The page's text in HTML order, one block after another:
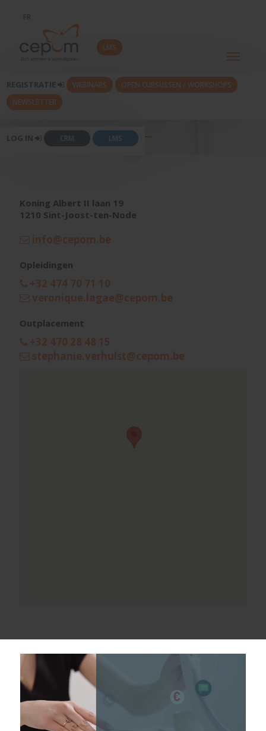
FR
REGISTRATIE WEBINARS
OPEN CURSUSSEN / WORKSHOPS
NEWSLETTER
LOG IN CRM LMS
Toggle
LMS
Koning Albert II laan 19
1210 Sint-Joost-ten-Node
info@cepom.be
Opleidingen
+32 474 70 71 10
veronique.lagae@cepom.be
Outplacement
+32 470 28 48 15
stephanie.verhulst@cepom.be
CONTACT FORMULIER